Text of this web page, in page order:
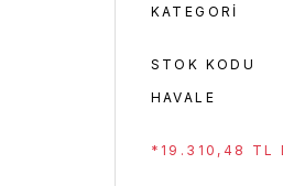
KATEGORI
STOK KODU
HAVALE
*19.310,48 TL